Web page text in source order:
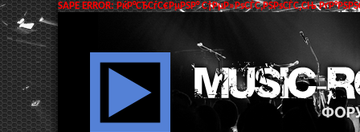
SAPE ERROR: РќР°СЂСѓС€РµРЅР° С†РµР»РѕСЃС‚РЅРѕСЃС‚СЊ